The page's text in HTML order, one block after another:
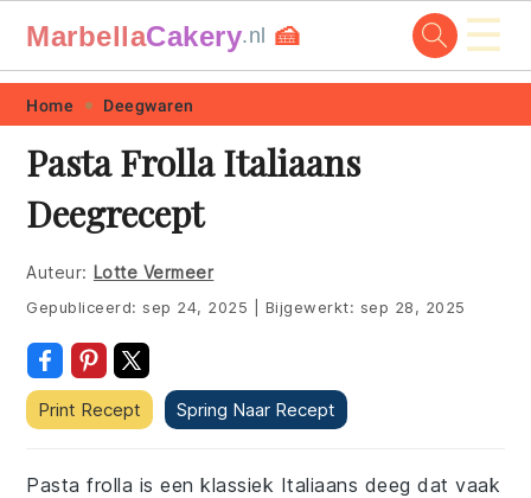
Skip
primary
navigation
Skip
main
content
Skip
primary
sidebar
Skip
footer
MarbellaCakery.nl 🍰 ☰
Home Deegwaren
Pasta Frolla Italiaans
Deegrecept
Auteur: Lotte Vermeer
Gepubliceerd:sep 24, 2025 Bijgewerkt: sep 28, 2025
Print Recept Spring Naar Recept
Pasta frolla is een klassiek Italiaans deeg dat vaak